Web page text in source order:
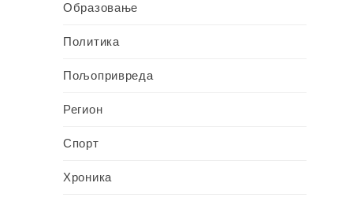
Образовање
Политика
Пољопривреда
Регион
Спорт
Хроника